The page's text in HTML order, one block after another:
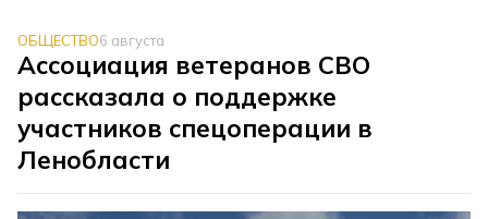
ОБЩЕСТВО6 августа
Ассоциация ветеранов СВО
рассказала о поддержке
участников спецоперации в
Ленобласти